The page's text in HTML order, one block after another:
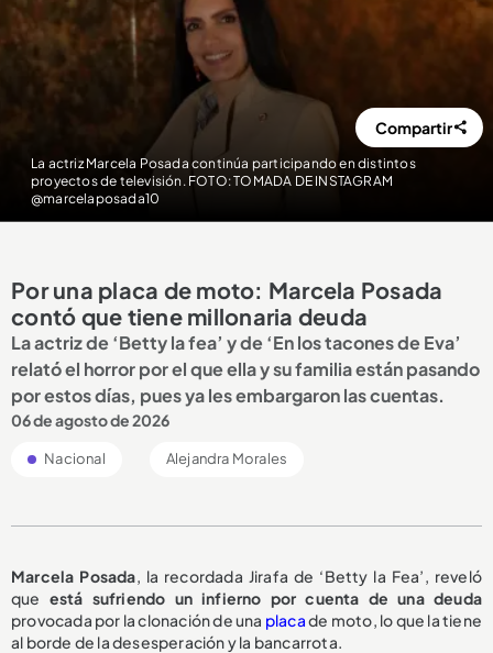
La actriz Marcela Posada continúa participando en distintos
proyectos de televisión. FOTO: TOMADA DE INSTAGRAM
@marcelaposada10
Compartir
Por una placa de moto: Marcela Posada
contó que tiene millonaria deuda
La actriz de ‘Betty la fea’ y de ‘En los tacones de Eva’
relató el horror por el que ella y su familia están pasando
por estos días, pues ya les embargaron las cuentas.
06 de agosto de 2026
Nacional Alejandra Morales
Marcela Posada, la recordada Jirafa de ‘Betty la Fea’, reveló
que está sufriendo un infierno por cuenta de una deuda
provocada por la clonación de una placade moto, lo que la tiene
al borde de la desesperación y la bancarrota.